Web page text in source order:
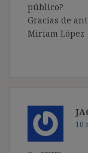
público?
Gracias de
Miriam López
10